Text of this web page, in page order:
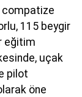
compatize
115 beygir
eğitim
uçak
pilot
öne